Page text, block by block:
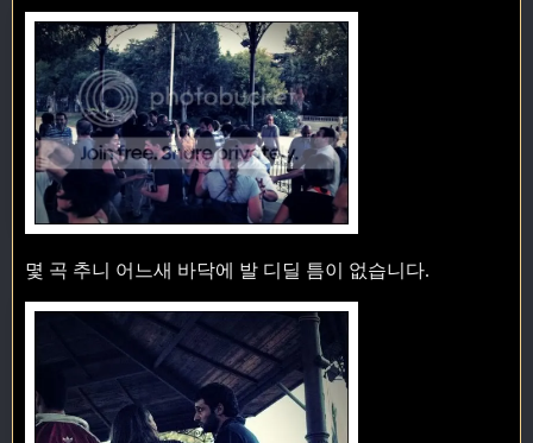
몇 곡 추니 어느새 바닥에 발 디딜 틈이 없습니다.